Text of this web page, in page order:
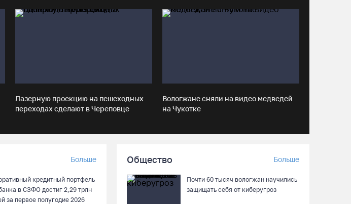
Городские заборы и фасады домов Тотьмы
легендарного летчика Евгения
08.08.26 / 11:53
08.08.26 / 11:12
В честь освящения нового храма на
Лазерную проекцию на пешеходных
переходах сделают в Череповце
Вологжане сняли на видео медведей
на Чукотке
Больше
кредитный портфель
в СЗФО достиг 2,29 трлн
за первое полугодие 2026
Общество Больше
Почти 60 тысяч вологжан научились
защищать себя от киберугроз